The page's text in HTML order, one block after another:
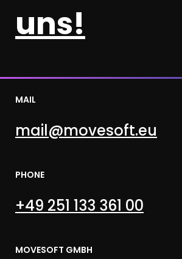
uns!
MAIL
mail@movesoft.eu
PHONE
+49 251 133 361 00
MOVESOFT GMBH